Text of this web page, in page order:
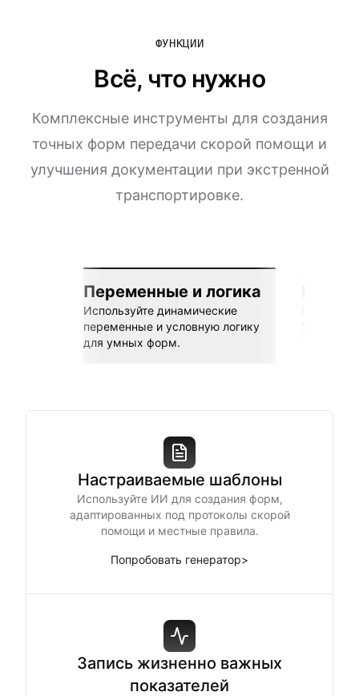
ФУНКЦИИ
Всё, что нужно
Комплексные инструменты для создания
точных форм передачи скорой помощи и
улучшения документации при экстренной
транспортировке.
Переменные и логика
Используйте динамические
переменные и условную логику
для умных форм.
Настраиваемые шаблоны
Используйте ИИ для создания форм,
адаптированных под протоколы скорой
помощи и местные правила.
Попробовать генератор>
Запись жизненно важных
показателей